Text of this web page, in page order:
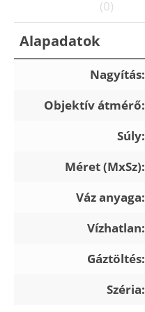
(0)
Alapadatok
Nagyítás:
Objektív átmérő:
Súly:
Méret (MxSz):
Váz anyaga:
Vízhatlan:
Gáztöltés:
Széria: